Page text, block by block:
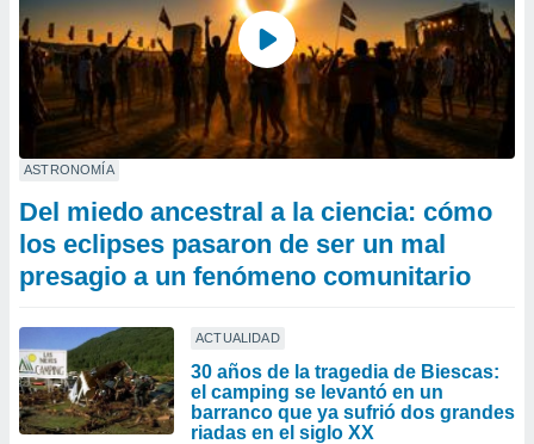
ASTRONOMÍA
Del miedo ancestral a la ciencia: cómo
los eclipses pasaron de ser un mal
presagio a un fenómeno comunitario
ACTUALIDAD
30 años de la tragedia de Biescas:
el camping se levantó en un
barranco que ya sufrió dos grandes
riadas en el siglo XX